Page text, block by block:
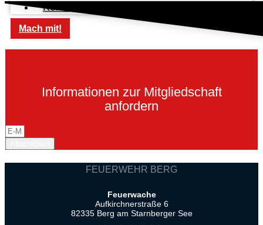
Kontakt
Mach mit!
Informationen zur Mitgliedschaft
anfordern
FEUERWEHR BERG
Feuerwache
Aufkirchnerstraße 6
82335 Berg am Starnberger See